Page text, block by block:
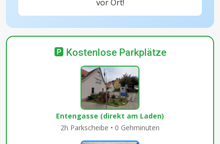
vor Ort!
🅿️ Kostenlose Parkplätze
Entengasse (direkt am Laden)
2h Parkscheibe • 0 Gehminuten